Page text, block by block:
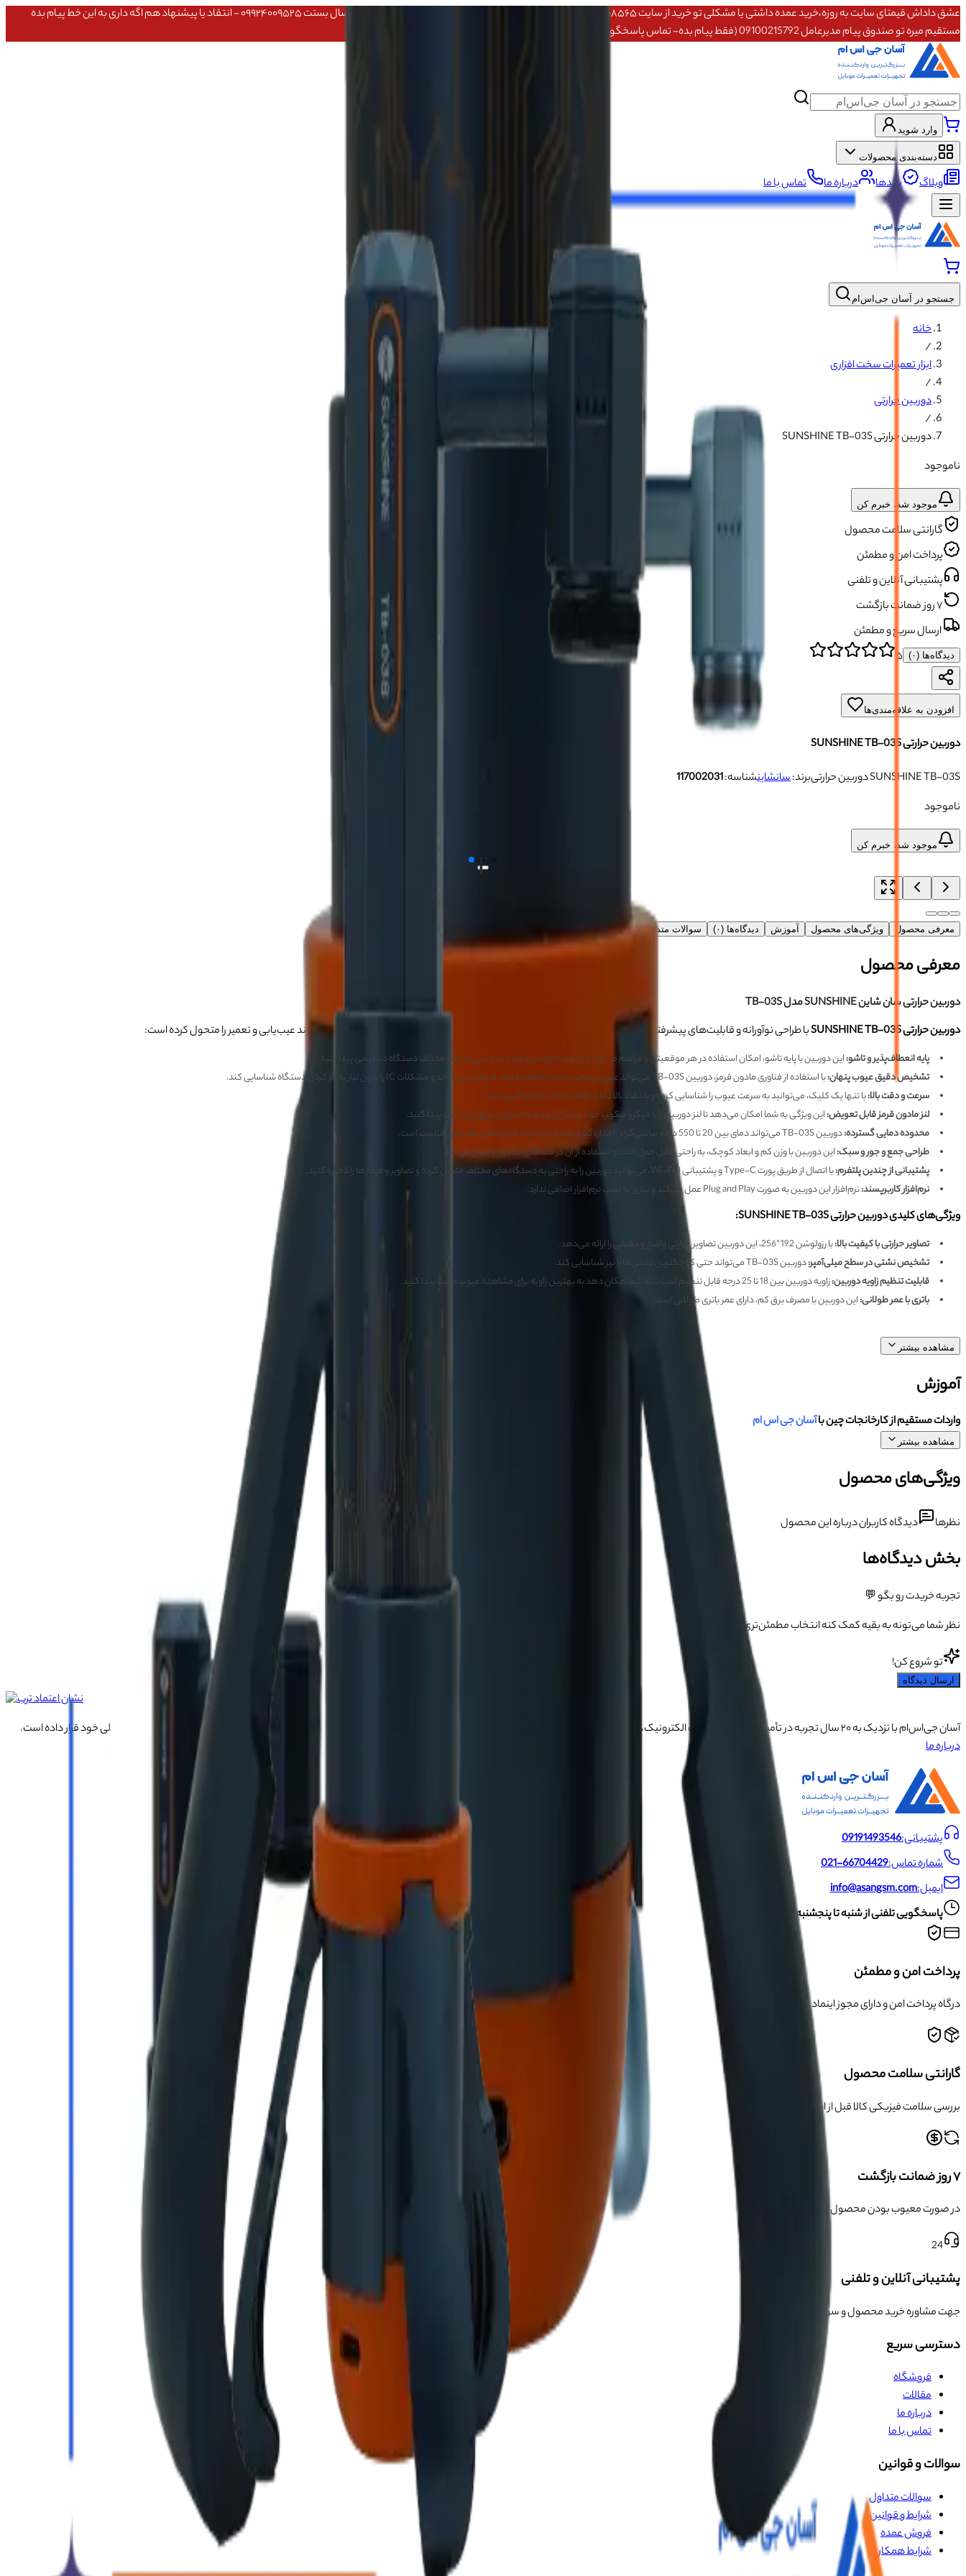
عشق داداش قیمتای سایت به روزه،خرید عمده داشتی یا مشکلی تو خرید از سایت ۰۹۱۰۹۸۰۸۵۶۵- مشکلی بعد از خریدت داشتی ۰۹۱۹۱۴۹۳۵۴۶ - پیگیری ارسال بستت ۰۹۹۲۴۰۰۹۵۲۵ - انتقاد یا پیشنهاد هم اگه داری به این خط پیام بده
مستقیم میره تو صندوق پیام مدیرعامل 09100215792 (فقط پیام بده- تماس پاسخگو نیستم)
وارد شوید
دسته‌بندی محصولات
وبلاگ برندها درباره ما تماس با ما
جستجو در آسان جی‌اس‌ام
خانه
/
ابزار تعمیرات سخت افزاری
/
دوربین حرارتی
/
دوربین حرارتی SUNSHINE TB-03S
ناموجود
موجود شد، خبرم کن
گارانتی سلامت محصول
پرداخت امن و مطمئن
پشتیبانی آنلاین و تلفنی
۷ روز ضمانت بازگشت
ارسال سریع و مطمئن
دیدگاه‌ها (۰) ۵
افزودن به علاقه‌مندی‌ها
دوربین حرارتی SUNSHINE TB-03S
دوربین حرارتی SUNSHINE TB-03S
برند:سانشاینشناسه:117002031
ناموجود
موجود شد، خبرم کن
معرفی محصول ویژگی‌های محصول آموزش دیدگاه‌ها (۰) سوالات متداول محصول
معرفی محصول
دوربین حرارتی سان شاین SUNSHINE مدل TB-03S
دوربین حرارتی
با طراحی نوآورانه و قابلیت‌های پیشرفته، به یک ابزار ضروری برای تعمیرات دقیق تبدیل شده است. این دوربین با امکانات زیر، فرآیند عیب‌یابی و تعمیر را متحول کرده است:
پایه انعطاف‌پذیر و تاشو:این دوربین با پایه تاشو، امکان استفاده در هر موقعیتی را فراهم می‌کند و به شما اجازه می‌دهد تا به راحتی به نقاط مختلف دستگاه دسترسی پیدا کنید.
تشخیص دقیق عیوب پنهان:با استفاده از فناوری مادون قرمز، دوربین TB-03S می‌تواند عیوب پنهانی مانند اتصالات کوتاه، گرمای بیش از حد و مشکلات IC را بدون نیاز به باز کردن دستگاه شناسایی کند.
سرعت و دقت بالا:با تنها یک کلیک، می‌توانید به سرعت عیوب را شناسایی کرده و با دقت بالا دمای نقاط مختلف را اندازه‌گیری کنید.
لنز مادون قرمز قابل تعویض:این ویژگی به شما امکان می‌دهد تا لنز دوربین را با میکروسکوپ خود متصل کرده و به تصاویر دقیق‌تری دست پیدا کنید.
محدوده دمایی گسترده:دوربین TB-03S می‌تواند دمای بین 20 تا 550 درجه سانتی‌گراد را اندازه‌گیری کند و برای انواع کاربردهای تعمیراتی مناسب است.
طراحی جمع و جور و سبک:این دوربین با وزن کم و ابعاد کوچک، به راحتی قابل حمل است و استفاده از آن در فضاهای محدود را آسان می‌کند.
پشتیبانی از چندین پلتفرم:با اتصال از طریق پورت Type-C و پشتیبانی از Wi-Fi، می‌توانید دوربین را به راحتی به دستگاه‌های مختلف متصل کرده و تصاویر و فیلم‌ها را ذخیره کنید.
نرم‌افزار کاربرپسند:نرم‌افزار این دوربین به صورت Plug and Play عمل می‌کند و نیازی به نصب نرم‌افزار اضافی ندارد.
ویژگی‌های کلیدی دوربین حرارتی
تصاویر حرارتی با کیفیت بالا:با رزولوشن 192*256، این دوربین تصاویر حرارتی واضح و دقیقی را ارائه می‌دهد.
تشخیص نشتی در سطح میلی‌آمپر:دوربین TB-03S می‌تواند حتی کوچکترین نشتی‌ها را نیز شناسایی کند.
قابلیت تنظیم زاویه دوربین:زاویه دوربین بین 18 تا 25 درجه قابل تنظیم است تا به شما امکان دهد به بهترین زاویه برای مشاهده عیوب دست پیدا کنید.
باتری با عمر طولانی:این دوربین با مصرف برق کم، دارای عمر باتری طولانی است.
مشاهده بیشتر
آموزش
واردات مستقیم از کارخانجات چین باآسان جی اس ام
مشاهده بیشتر
ویژگی‌های محصول
نظرها دیدگاه کاربران درباره این محصول
بخش دیدگاه‌ها
تجربه خریدت رو بگو 💬
نظر شما می‌تونه به بقیه کمک کنه انتخاب مطمئن‌تری داشته باشن.
تو شروع کن!
ارسال دیدگاه
آسان جی‌اس‌ام با نزدیک به ۲۰ سال تجربه در تأمین تجهیزات تعمیرات الکترونیک، آموزش تخصصی موبایل و ارائه خدمات تعمیر تلفن همراه و لوازم جانبی، با تکیه بر تیمی حرفه‌ای، رضایت و اعتماد مشتریان را اولویت اصلی خود قرار داده است.
درباره ما
پشتیبانی:09191493546
شماره تماس:021-66704429
ایمیل:info@asangsm.com
پاسخگویی تلفنی از شنبه تا پنجشنبه ساعت ۱۰ الی ۱۹
پرداخت امن و مطمئن
درگاه پرداخت امن و دارای مجوز اینماد
گارانتی سلامت محصول
بررسی سلامت فیزیکی کالا قبل از ارسال
۷ روز ضمانت بازگشت
در صورت معیوب بودن محصول
24
پشتیبانی آنلاین و تلفنی
جهت مشاوره خرید محصول و سوالات
دسترسی سریع
فروشگاه
مقالات
درباره ما
تماس با ما
سوالات و قوانین
سوالات متداول
شرایط و قوانین
فروش عمده
شرایط همکاری